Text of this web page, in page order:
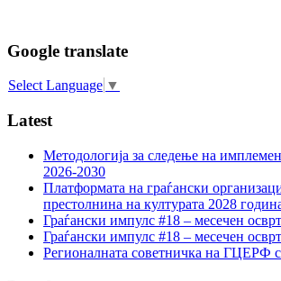
Google translate
Select Language ▼
Latest
Методологија за следење на
2026-2030
Платформата на граѓански
престолнина на културата 2028
Граѓански импулс #18 – месечен
Граѓански импулс #18 – месечен
Регионалната советничка на ГЦЕРФ